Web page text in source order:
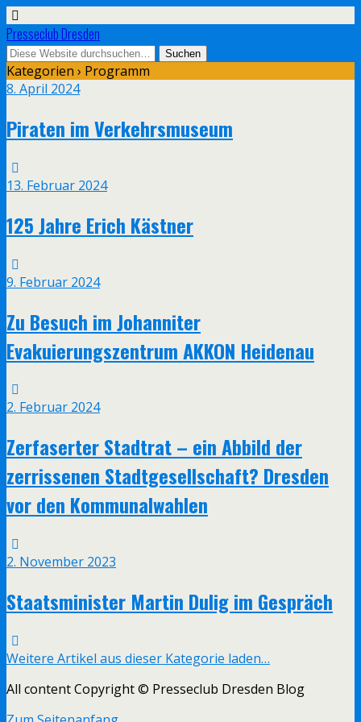
Presseclub Dresden
Kategorien › Programm
8. April 2024
Piraten im Verkehrsmuseum
13. Februar 2024
125 Jahre Erich Kästner
9. Februar 2024
Zu Besuch im Johanniter
Evakuierungszentrum AKKON Heidenau
2. Februar 2024
Zerfaserter Stadtrat – ein Abbild der
zerrissenen Stadtgesellschaft? Dresden
vor den Kommunalwahlen
2. November 2023
Staatsminister Martin Dulig im Gespräch
Weitere Artikel aus dieser Kategorie laden…
All content Copyright © Presseclub Dresden Blog